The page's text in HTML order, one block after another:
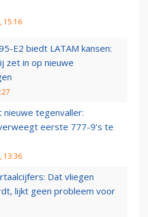
15:16
E2 biedt LATAM kansen:
zet in op nieuwe
nieuwe tegenvaller:
eerste 777-9’s te
13:36
Dat vliegen
lijkt geen probleem voor